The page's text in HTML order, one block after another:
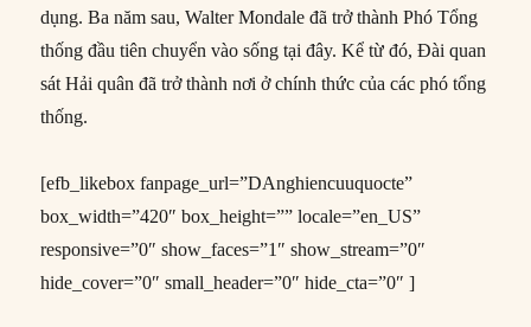
dụng. Ba năm sau, Walter Mondale đã trở thành Phó Tổng
thống đầu tiên chuyển vào sống tại đây. Kể từ đó, Đài quan
sát Hải quân đã trở thành nơi ở chính thức của các phó tổng
thống.
[efb_likebox fanpage_url=”DAnghiencuuquocte”
box_width=”420″ box_height=”” locale=”en_US”
responsive=”0″ show_faces=”1″ show_stream=”0″
hide_cover=”0″ small_header=”0″ hide_cta=”0″ ]